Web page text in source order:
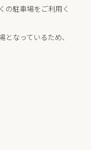
の駐車場をご利用く
なっているため、